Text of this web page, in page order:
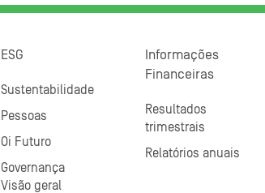
ESG
Sustentabilidade
Pessoas
Oi Futuro
Governança
Visão geral
Informações
Financeiras
Resultados
trimestrais
Relatórios anuais